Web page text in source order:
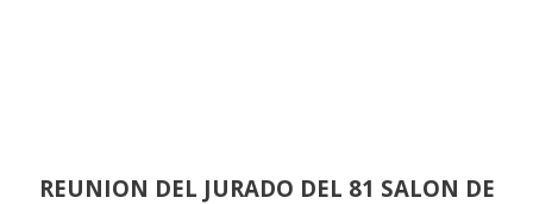
REUNION DEL JURADO DEL 81 SALON DE